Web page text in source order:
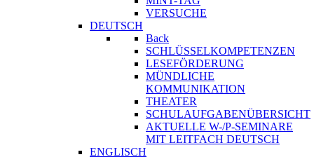
VERSUCHE
DEUTSCH
Back
SCHLÜSSELKOMPETENZEN
LESEFÖRDERUNG
MÜNDLICHE
KOMMUNIKATION
THEATER
SCHULAUFGABENÜBERSICHT
AKTUELLE W-/P-SEMINARE
MIT LEITFACH DEUTSCH
ENGLISCH